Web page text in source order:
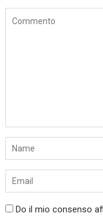
Do il mio consenso